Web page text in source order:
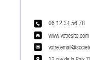
www.votresite.com
06 12 34 56 78